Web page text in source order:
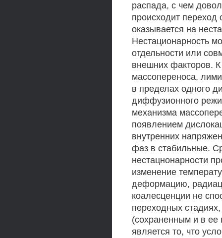
распада, с чем
происходит переход
оказывается на
Нестационарность
отдельности или
внешних факторов.
массопереноса,
в пределах одного
диффузионного
механизма
появлением
внутренних
фаз в стабильные.
нестацнонарности
изменение
деформацию,
коалесценции не
переходных
(сохраненным и в ее
является то, что